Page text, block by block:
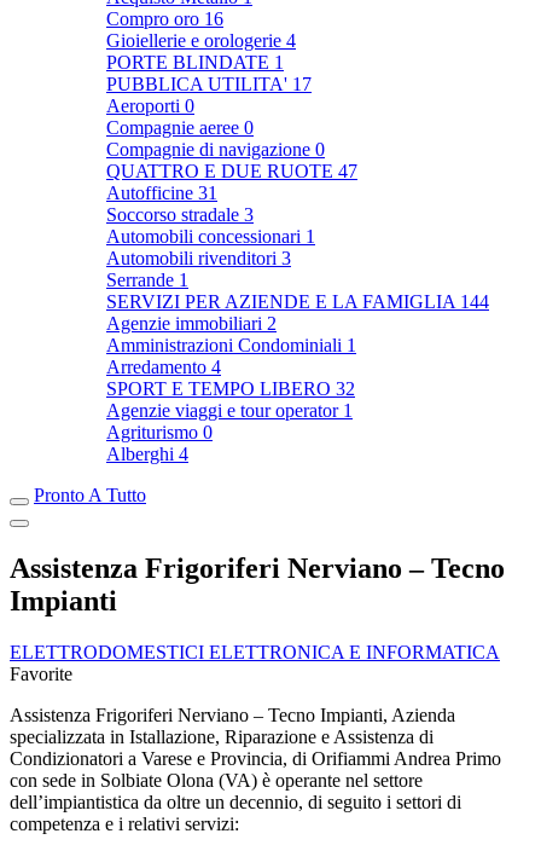
Compro oro 16
Gioiellerie e orologerie 4
PORTE BLINDATE 1
PUBBLICA UTILITA' 17
Aeroporti 0
Compagnie aeree 0
Compagnie di navigazione 0
QUATTRO E DUE RUOTE 47
Autofficine 31
Soccorso stradale 3
Automobili concessionari 1
Automobili rivenditori 3
Serrande 1
SERVIZI PER AZIENDE E LA FAMIGLIA 144
Agenzie immobiliari 2
Amministrazioni Condominiali 1
Arredamento 4
SPORT E TEMPO LIBERO 32
Agenzie viaggi e tour operator 1
Agriturismo 0
Alberghi 4
Pronto A Tutto
Assistenza Frigoriferi Nerviano – Tecno
Impianti
ELETTRODOMESTICI ELETTRONICA E INFORMATICA
Favorite
Assistenza Frigoriferi Nerviano – Tecno Impianti, Azienda
specializzata in Istallazione, Riparazione e Assistenza di
Condizionatori a Varese e Provincia, di Orifiammi Andrea Primo
con sede in Solbiate Olona (VA) è operante nel settore
dell’impiantistica da oltre un decennio, di seguito i settori di
competenza e i relativi servizi: